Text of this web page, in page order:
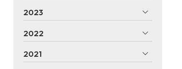
2023
2022
2021